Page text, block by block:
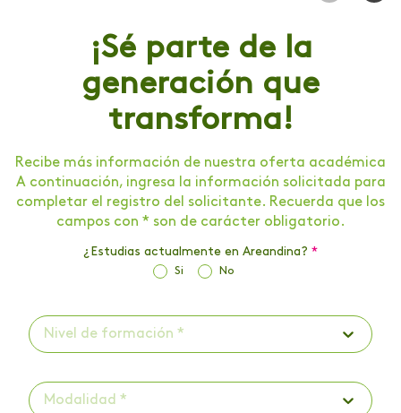
¡Sé parte de la
generación que
transforma!
Recibe más información de nuestra oferta académica
A continuación, ingresa la información solicitada para
completar el registro del solicitante. Recuerda que los
campos con * son de carácter obligatorio.
¿Estudias actualmente en Areandina? *
Si No
Nivel de formación *
Modalidad *